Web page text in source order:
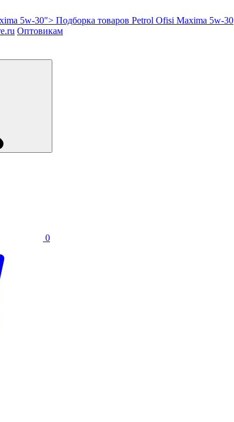
5w-30"> Подборка товаров Petrol Ofisi Maxima 5w-30
Оптовикам
0